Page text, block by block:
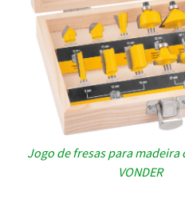
Jogo de fresas para madeira
VONDER